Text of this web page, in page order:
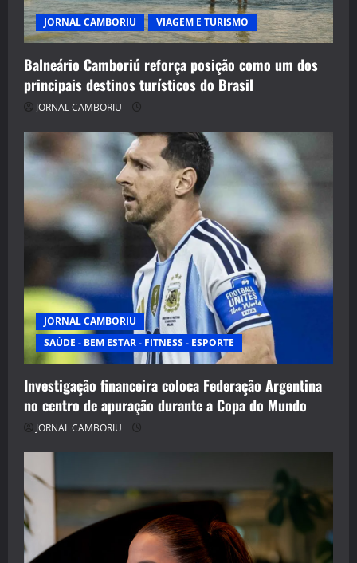
JORNAL CAMBORIU VIAGEM E TURISMO
Balneário Camboriú reforça posição como um dos
principais destinos turísticos do Brasil
JORNAL CAMBORIU
JORNAL CAMBORIU
SAÚDE - BEM ESTAR - FITNESS - ESPORTE
Investigação financeira coloca Federação Argentina
no centro de apuração durante a Copa do Mundo
JORNAL CAMBORIU